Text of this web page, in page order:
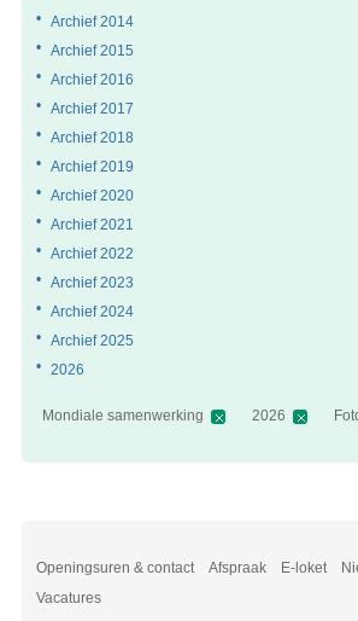
Openingsuren & contact Afspraak E-loket
Vacatures
Archief 2014
Archief 2015
Archief 2016
Archief 2017
Archief 2018
Archief 2019
Archief 2020
Archief 2021
Archief 2022
Archief 2023
Archief 2024
Archief 2025
2026
Mondiale samenwerking 2026